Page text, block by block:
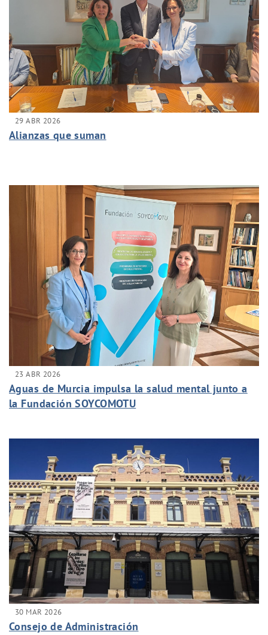
29 ABR 2026
Alianzas que suman
23 ABR 2026
Aguas de Murcia impulsa la salud mental junto a
la Fundación SOYCOMOTU
30 MAR 2026
Consejo de Administración